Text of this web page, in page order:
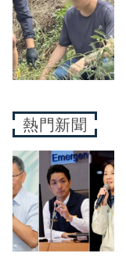
熱門新聞